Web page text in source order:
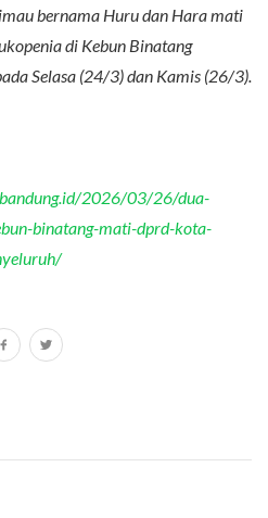
bernama Huru dan Hara mati
di Kebun Binatang
Selasa (24/3) dan Kamis (26/3).
2026/03/26/dua-
binatang-mati-dprd-kota-